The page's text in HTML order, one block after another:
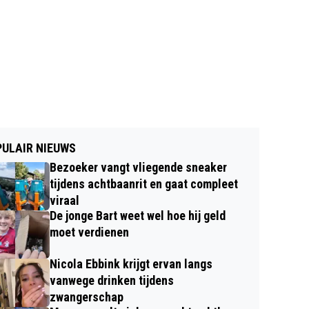
NIEUWS
Bezoeker vangt vliegende sneaker
tijdens achtbaanrit en gaat compleet
viraal
De jonge Bart weet wel hoe hij geld
moet verdienen
Nicola Ebbink krijgt ervan langs
vanwege drinken tijdens
zwangerschap